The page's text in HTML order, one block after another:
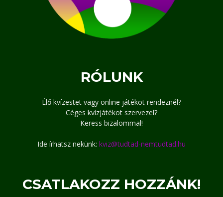
RÓLUNK
Élő kvízestet vagy online játékot rendeznél?
Céges kvízjátékot szervezel?
Keress bizalommal!
Ide írhatsz nekünk: kviz@tudtad-nemtudtad.hu
CSATLAKOZZ HOZZÁNK!